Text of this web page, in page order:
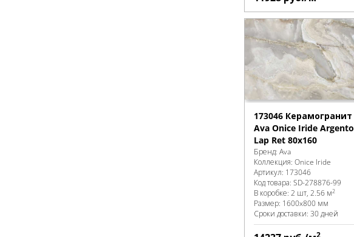
173046 Керамогранит
Ava Onice Iride Argento
Lap Ret 80x160
Бренд: Ava
Коллекция: Onice Iride
Артикул: 173046
Код товара: SD-278876-99
В коробке: 2 шт, 2.56 м2
Размер: 1600x800 мм
Сроки доставки: 30 дней